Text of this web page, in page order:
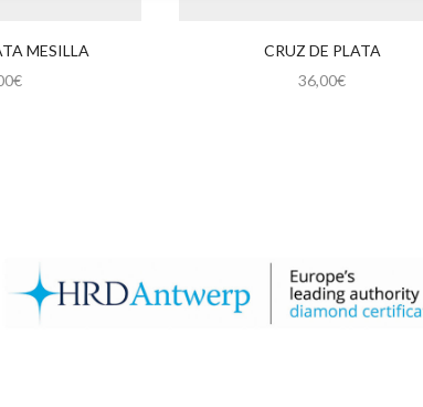
MESILLA
€
CRUZ DE PLATA
36,00€